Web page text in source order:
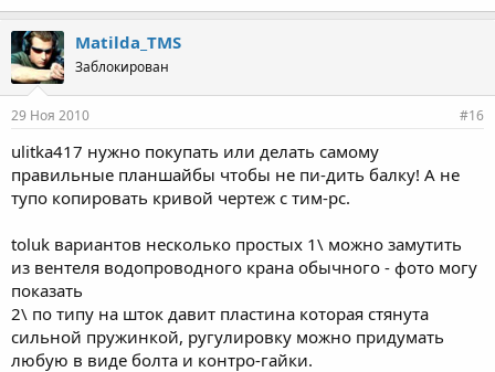
Matilda_TMS
Заблокирован
29 Ноя 2010 #16
ulitka417 нужно покупать или делать самому
правильные планшайбы чтобы не пи-дить балку! А не
тупо копировать кривой чертеж с тим-рс.
toluk вариантов несколько простых 1\ можно замутить
из вентеля водопроводного крана обычного - фото могу
показать
2\ по типу на шток давит пластина которая стянута
сильной пружинкой, ругулировку можно придумать
любую в виде болта и контро-гайки.